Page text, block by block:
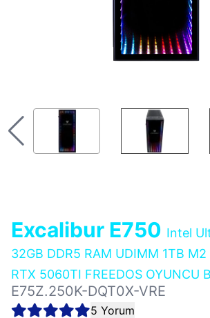
Excalibur E750 Intel
32GB DDR5 RAM UDIMM 1TB M2
RTX 5060TI FREEDOS OYUNCU
E75Z.250K-DQT0X-VRE
5 Yorum